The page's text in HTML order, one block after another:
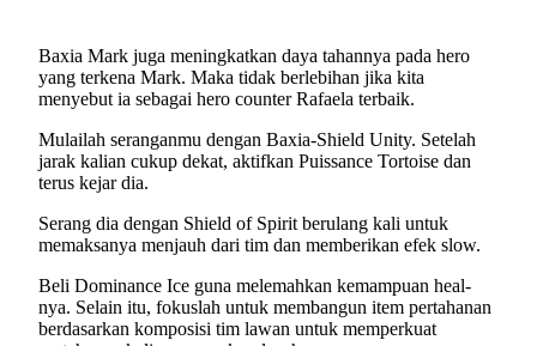
Baxia Mark juga meningkatkan daya tahannya pada hero
yang terkena Mark. Maka tidak berlebihan jika kita
menyebut ia sebagai hero counter Rafaela terbaik.
Mulailah seranganmu dengan Baxia-Shield Unity. Setelah
jarak kalian cukup dekat, aktifkan Puissance Tortoise dan
terus kejar dia.
Serang dia dengan Shield of Spirit berulang kali untuk
memaksanya menjauh dari tim dan memberikan efek slow.
Beli Dominance Ice guna melemahkan kemampuan heal-
nya. Selain itu, fokuslah untuk membangun item pertahanan
berdasarkan komposisi tim lawan untuk memperkuat